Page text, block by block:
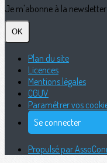
Je m'abonne à la newsletter
OK
Plan du site
Licences
Mentions légales
CGUV
Paramétrer vos
Se connecter
Propulsé par